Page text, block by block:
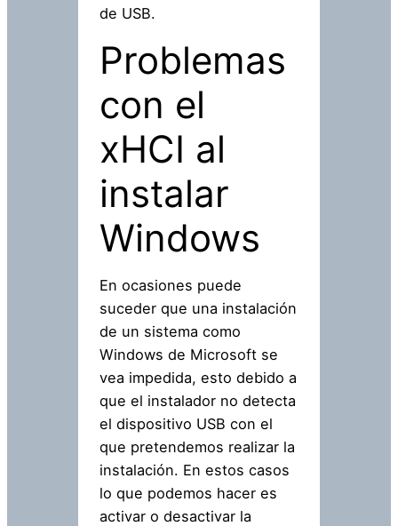
de USB.
Problemas
con el
xHCI al
instalar
Windows
En ocasiones puede
suceder que una instalación
de un sistema como
Windows de Microsoft se
vea impedida, esto debido a
que el instalador no detecta
el dispositivo USB con el
que pretendemos realizar la
instalación. En estos casos
lo que podemos hacer es
activar o desactivar la